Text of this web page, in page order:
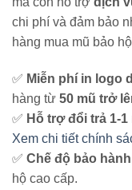
chi phí và đảm bảo
hàng mua mũ bảo
✅ Miễn phí in logo
hàng từ 50 mũ trở
✅ Hỗ trợ đổi trả 1-1
Xem chi tiết chính
✅ Chế độ bảo
hộ cao cấp.